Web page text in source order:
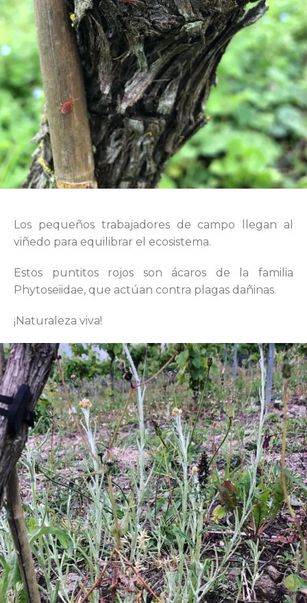
Los pequeños trabajadores de campo llegan al
viñedo para equilibrar el ecosistema.
Estos puntitos rojos son ácaros de la familia
Phytoseiidae, que actúan contra plagas dañinas.
¡Naturaleza viva!